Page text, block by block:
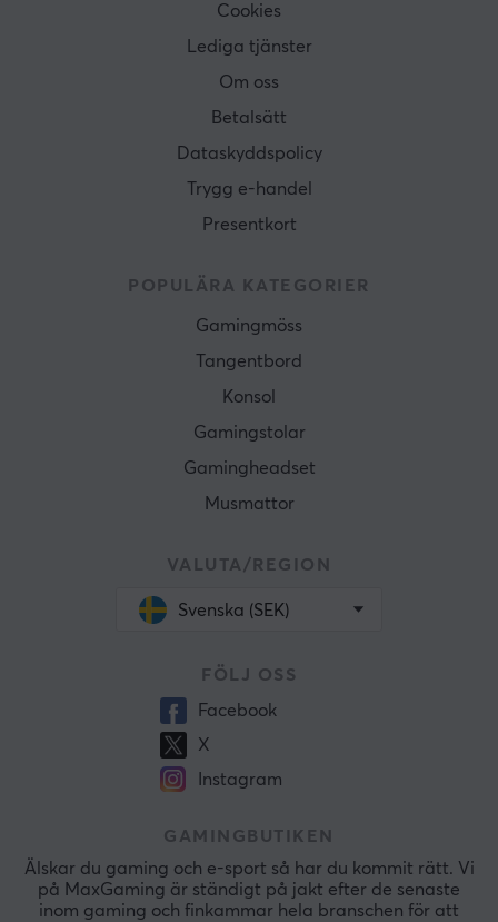
Cookies
Lediga tjänster
Om oss
Betalsätt
Dataskyddspolicy
Trygg e-handel
Presentkort
POPULÄRA KATEGORIER
Gamingmöss
Tangentbord
Konsol
Gamingstolar
Gamingheadset
Musmattor
VALUTA/REGION
Svenska (SEK)
FÖLJ OSS
Facebook
X
Instagram
GAMINGBUTIKEN
Älskar du gaming och e-sport så har du kommit rätt. Vi
på MaxGaming är ständigt på jakt efter de senaste
inom gaming och finkammar hela branschen för att